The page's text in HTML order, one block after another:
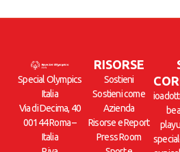
Special Olympics
Italia
Via di Decima, 40
00144 Roma –
Italia
RISORSE
Sostieni
Sostieni come
Azienda
Risorse e Report
Press Room